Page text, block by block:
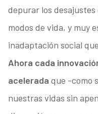
depurar los desajustes
modos de vida, y muy
inadaptación social
Ahora cada
acelerada que -como
nuestras vidas sin